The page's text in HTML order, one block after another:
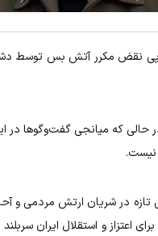
در پی نقض مکرر آتش بس توسط
که میانجی گفت‌و‌گوها در
نیست.
در شریان ارتش مردمی و
و استقلال ایران سربلند
در جشنواره زاگرس، دو برابر
شرکت در جشنواره